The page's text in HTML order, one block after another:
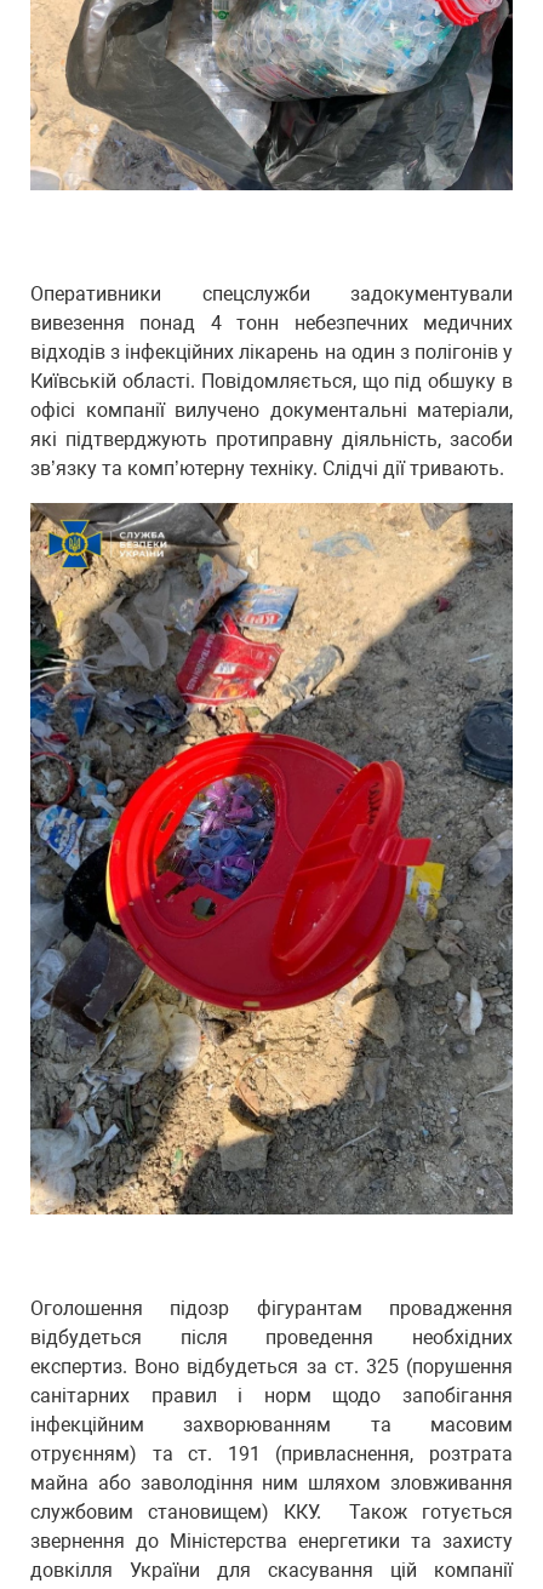
Оперативники спецслужби задокументували
вивезення понад 4 тонн небезпечних медичних
відходів з інфекційних лікарень на один з полігонів у
Київській області. Повідомляється, що під обшуку в
офісі компанії вилучено документальні матеріали,
які підтверджують протиправну діяльність, засоби
зв’язку та комп’ютерну техніку. Слідчі дії тривають.
Оголошення підозр фігурантам провадження
відбудеться після проведення необхідних
експертиз. Воно відбудеться за ст. 325 (порушення
санітарних правил і норм щодо запобігання
інфекційним захворюванням та масовим
отруєнням) та ст. 191 (привласнення, розтрата
майна або заволодіння ним шляхом зловживання
службовим становищем) ККУ. Також готується
звернення до Міністерства енергетики та захисту
довкілля України для скасування цій компанії